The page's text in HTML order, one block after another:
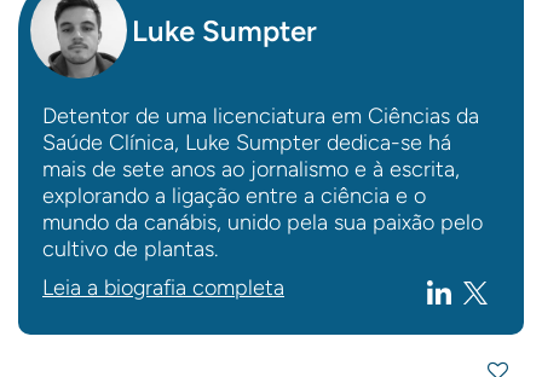
Luke Sumpter
Detentor de uma licenciatura em Ciências da
Saúde Clínica, Luke Sumpter dedica-se há
mais de sete anos ao jornalismo e à escrita,
explorando a ligação entre a ciência e o
mundo da canábis, unido pela sua paixão pelo
cultivo de plantas.
Leia a biografia completa